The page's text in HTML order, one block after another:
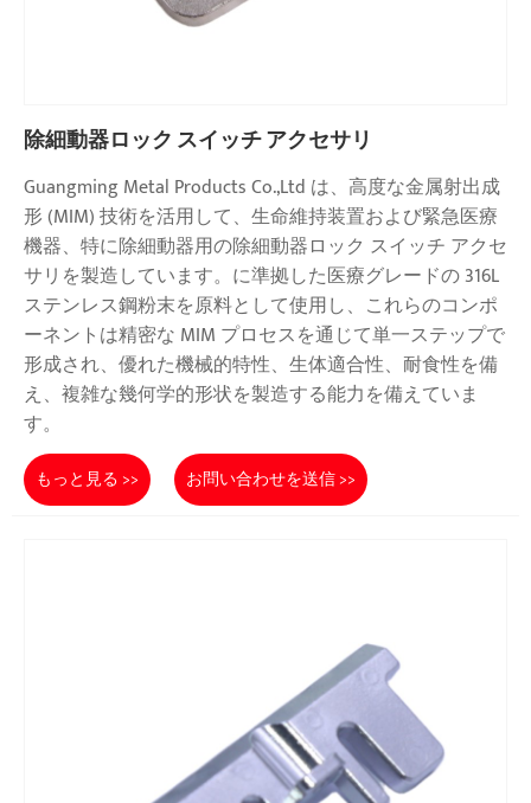
除細動器ロック スイッチ アクセサリ
Guangming Metal Products Co.,Ltd は、高度な金属射出成
形 (MIM) 技術を活用して、生命維持装置および緊急医療
機器、特に除細動器用の除細動器ロック スイッチ アクセ
サリを製造しています。に準拠した医療グレードの 316L
ステンレス鋼粉末を原料として使用し、これらのコンポ
ーネントは精密な MIM プロセスを通じて単一ステップで
形成され、優れた機械的特性、生体適合性、耐食性を備
え、複雑な幾何学的形状を製造する能力を備えていま
す。
もっと見る >> お問い合わせを送信 >>